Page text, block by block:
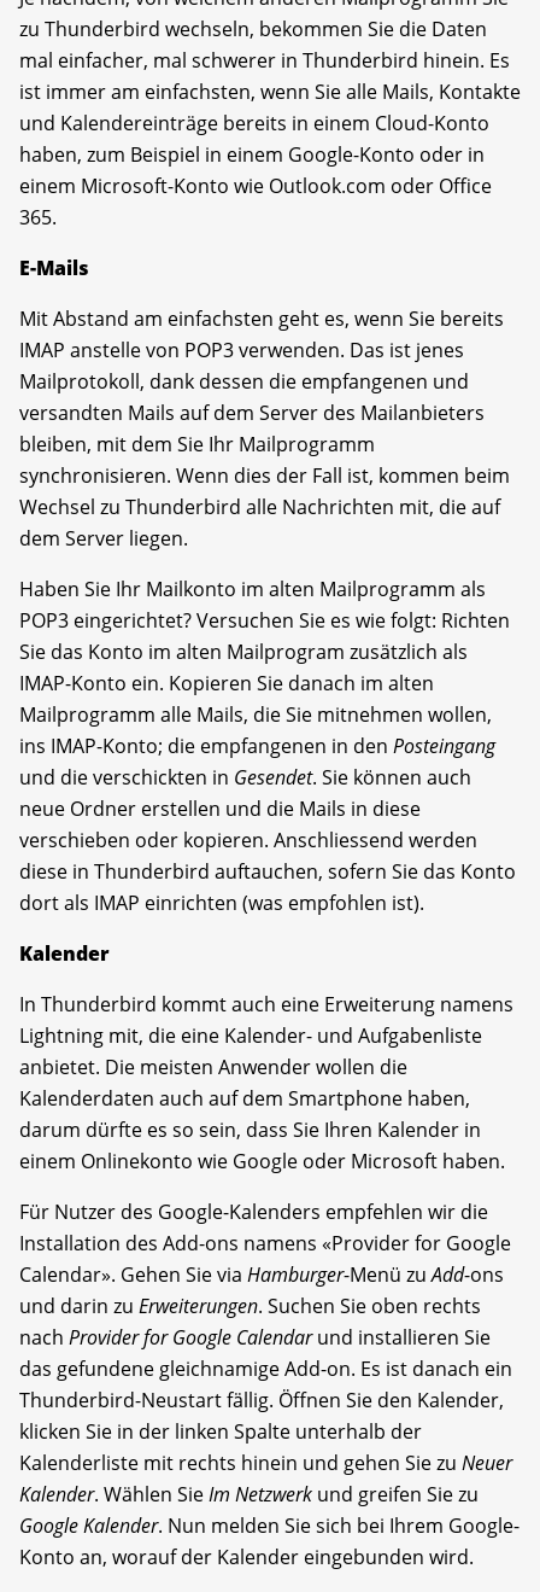
zu Thunderbird wechseln, bekommen Sie die Daten
mal einfacher, mal schwerer in Thunderbird hinein. Es
ist immer am einfachsten, wenn Sie alle Mails, Kontakte
und Kalendereinträge bereits in einem Cloud-Konto
haben, zum Beispiel in einem Google-Konto oder in
einem Microsoft-Konto wie Outlook.com oder Office
365.
E-Mails
Mit Abstand am einfachsten geht es, wenn Sie bereits
IMAP anstelle von POP3 verwenden. Das ist jenes
Mailprotokoll, dank dessen die empfangenen und
versandten Mails auf dem Server des Mailanbieters
bleiben, mit dem Sie Ihr Mailprogramm
synchronisieren. Wenn dies der Fall ist, kommen beim
Wechsel zu Thunderbird alle Nachrichten mit, die auf
dem Server liegen.
Haben Sie Ihr Mailkonto im alten Mailprogramm als
POP3 eingerichtet? Versuchen Sie es wie folgt: Richten
Sie das Konto im alten Mailprogram zusätzlich als
IMAP-Konto ein. Kopieren Sie danach im alten
Mailprogramm alle Mails, die Sie mitnehmen wollen,
ins IMAP-Konto; die empfangenen in den Posteingang
und die verschickten in Gesendet. Sie können auch
neue Ordner erstellen und die Mails in diese
verschieben oder kopieren. Anschliessend werden
diese in Thunderbird auftauchen, sofern Sie das Konto
dort als IMAP einrichten (was empfohlen ist).
Kalender
In Thunderbird kommt auch eine Erweiterung namens
Lightning mit, die eine Kalender- und Aufgabenliste
anbietet. Die meisten Anwender wollen die
Kalenderdaten auch auf dem Smartphone haben,
darum dürfte es so sein, dass Sie Ihren Kalender in
einem Onlinekonto wie Google oder Microsoft haben.
Für Nutzer des Google-Kalenders empfehlen wir die
Installation des Add-ons namens «Provider for Google
Calendar». Gehen Sie via Hamburger-Menü zuAdd-ons
und darin zu Erweiterungen. Suchen Sie oben rechts
nach Provider for Google Calendarund installieren Sie
das gefundene gleichnamige Add-on. Es ist danach ein
Thunderbird-Neustart fällig. Öffnen Sie den Kalender,
klicken Sie in der linken Spalte unterhalb der
Kalenderliste mit rechts hinein und gehen Sie zu Neuer
Kalender. Wählen SieIm Netzwerk und greifen Sie zu
Google Kalender. Nun melden Sie sich bei Ihrem Google-
Konto an, worauf der Kalender eingebunden wird.